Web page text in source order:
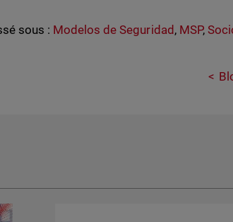
sous : Modelos de Seguridad , MSP,